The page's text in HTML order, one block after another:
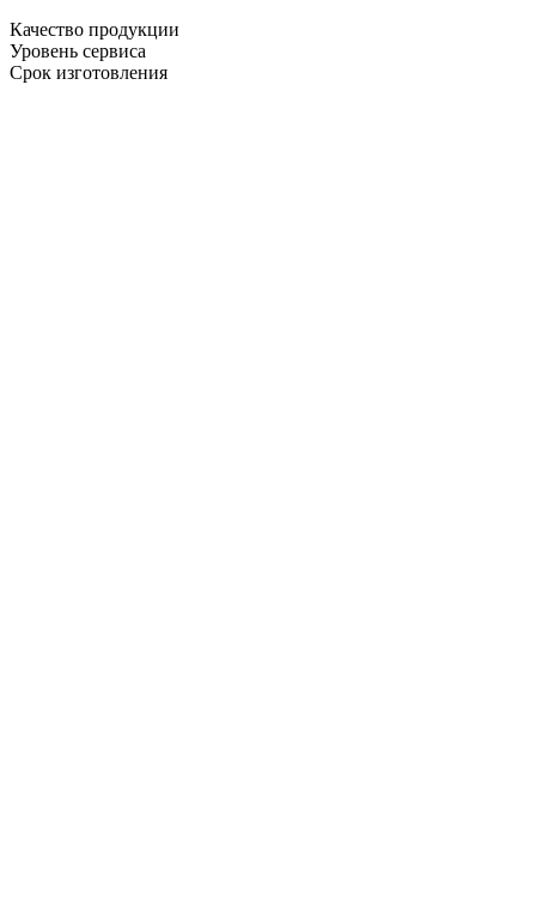
Качество продукции
Уровень сервиса
Срок изготовления